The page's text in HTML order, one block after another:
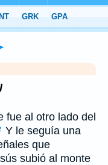
fue al otro lado del
Y le seguía una
que
subió al monte